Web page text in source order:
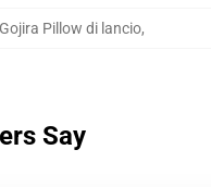
Gojira Pillow di lancio,
Say